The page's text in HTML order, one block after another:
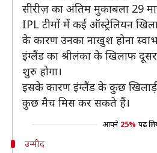
सीरीज़ का अंतिम मुकाबला 29
IPL टीमों में कई ऑस्ट्रेलियन
के कारण उनका नाखुश होना
इंग्लैंड का श्रीलंका के खिलाफ
शुरु होगा।
इसके कारण इंग्लैंड के कुछ
कुछ मैच मिस कर सकते हैं।
आपने 25% पढ़
उम्मीद